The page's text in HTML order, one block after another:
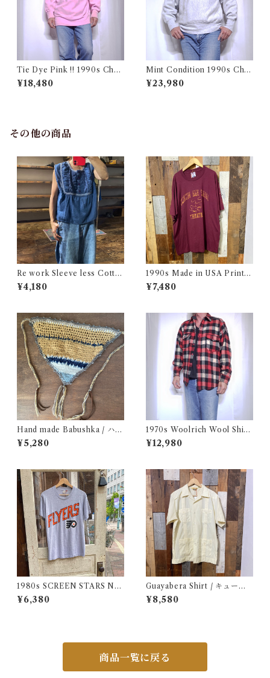
Tie Dye Pink !! 1990s Cha
mpion Reverse Weave USA
/ チャンピオン リバースウィ
¥18,480
Mint Condition 1990s Cha
mpion Reverse Weave Size
L / チャンピオン リバースウ
¥23,980
その他の商品
Re work Sleeve less Cotto
n Shirt / リワーク スリーブレ
ス コットン シャツ 古着
¥4,180
1990s Made in USA Print T
ee / 90年代 アメリカ製 プリ
ント Tシャツ 古着
¥7,480
Hand made Babushka / ハン
ドメイド バブーシュカ
¥5,280
1970s Woolrich Wool Shirt
CPO / 70年代 白タグ ウール
リッチ 三色 ブロック チェック
¥12,980
1980s SCREEN STARS NF
L FLYERS Print Tee / 80年
代 スクリーンスターズ フライ
¥6,380
Guayabera Shirt / キューバ
シャツ 古着
¥8,580
商品一覧に戻る